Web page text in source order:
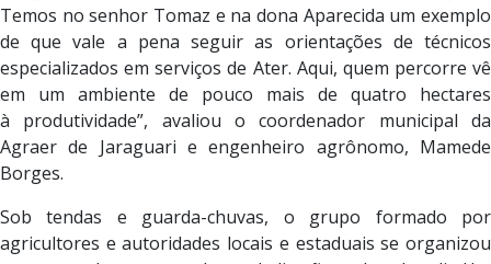
Temos no senhor Tomaz e na dona Aparecida um exemplo
de que vale a pena seguir as orientações de técnicos
especializados em serviços de Ater. Aqui, quem percorre vê
em um ambiente de pouco mais de quatro hectares
à produtividade”, avaliou o coordenador municipal da
Agraer de Jaraguari e engenheiro agrônomo, Mamede
Borges.
Sob tendas e guarda-chuvas, o grupo formado por
agricultores e autoridades locais e estaduais se organizou